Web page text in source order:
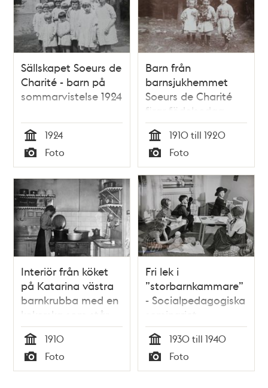
Sällskapet Soeurs de
Charité - barn på
sommarvistelse 1924
Tid
1924
Typ
Foto
Barn från
barnsjukhemmet
Soeurs de Charité
firar födelsedag
Tid
1910 till 1920
Typ
Foto
Interiör från köket
på Katarina västra
barnkrubba med en
kokerska som står
vid vedspisen och
lagar mat.
Tid
1910
Typ
Foto
Fri lek i
”storbarnkammare”
- Socialpedagogiska
seminariet
Tid
1930 till 1940
Typ
Foto